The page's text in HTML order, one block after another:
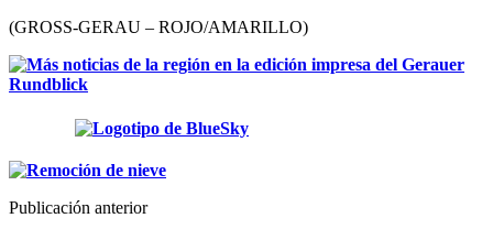
(GROSS-GERAU – ROJO/AMARILLO)
Publicación anterior